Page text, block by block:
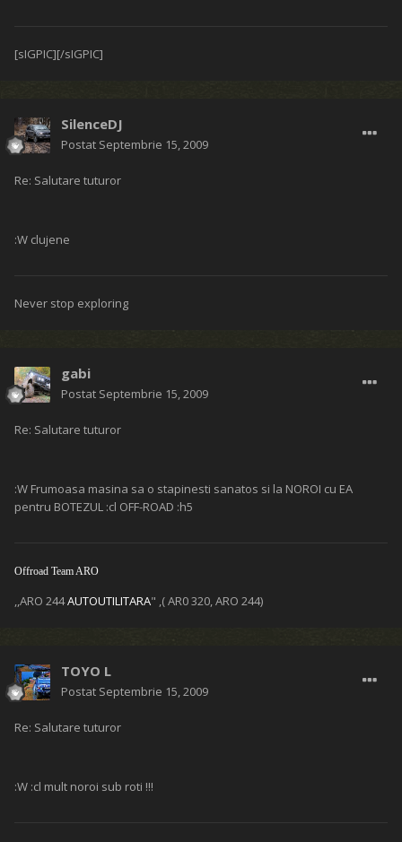
[sIGPIC][/sIGPIC]
SilenceDJ
Postat Septembrie 15, 2009
Re: Salutare tuturor
:W clujene
Never stop exploring
gabi
Postat Septembrie 15, 2009
Re: Salutare tuturor
:W Frumoasa masina sa o stapinesti sanatos si la NOROI cu EA
pentru BOTEZUL :cl OFF-ROAD :h5
Offroad Team ARO
,,ARO 244AUTOUTILITARA" ,( AR0 320, ARO 244)
TOYO L
Postat Septembrie 15, 2009
Re: Salutare tuturor
:W :cl mult noroi sub roti !!!